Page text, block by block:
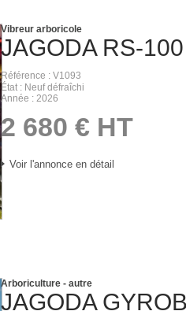
JAGODA RS-100
Vibreur arboricole
Référence
V1093
État
Neuf défraîchi
Année
2026
2 680 € HT
Voir l'annonce en détail
JAGODA
Arboriculture - autre